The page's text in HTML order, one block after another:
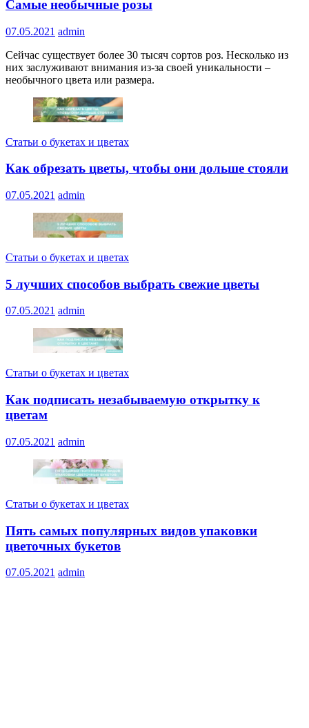
Самые необычные розы
07.05.2021 admin
Сейчас существует более 30 тысяч сортов роз. Несколько из
них заслуживают внимания из-за своей уникальности –
необычного цвета или размера.
Статьи о букетах и цветах
Как обрезать цветы, чтобы они дольше стояли
07.05.2021 admin
Статьи о букетах и цветах
5 лучших способов выбрать свежие цветы
07.05.2021 admin
Статьи о букетах и цветах
Как подписать незабываемую открытку к
цветам
07.05.2021 admin
Статьи о букетах и цветах
Пять самых популярных видов упаковки
цветочных букетов
07.05.2021 admin